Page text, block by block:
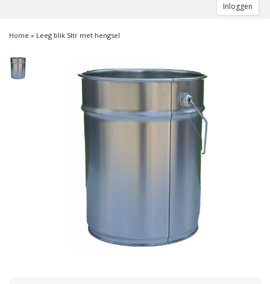
Inloggen
Home » Leeg blik 5ltr met hengsel